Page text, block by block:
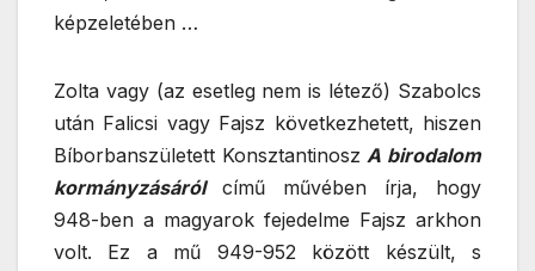
képzeletében …
Zolta vagy (az esetleg nem is létező) Szabolcs
után Falicsi vagy Fajsz következhetett, hiszen
Bíborbanszületett KonsztantinoszA birodalom
kormányzásáról
című művében írja, hogy
948-ben a magyarok fejedelme Fajsz arkhon
volt. Ez a mű 949-952 között készült, s